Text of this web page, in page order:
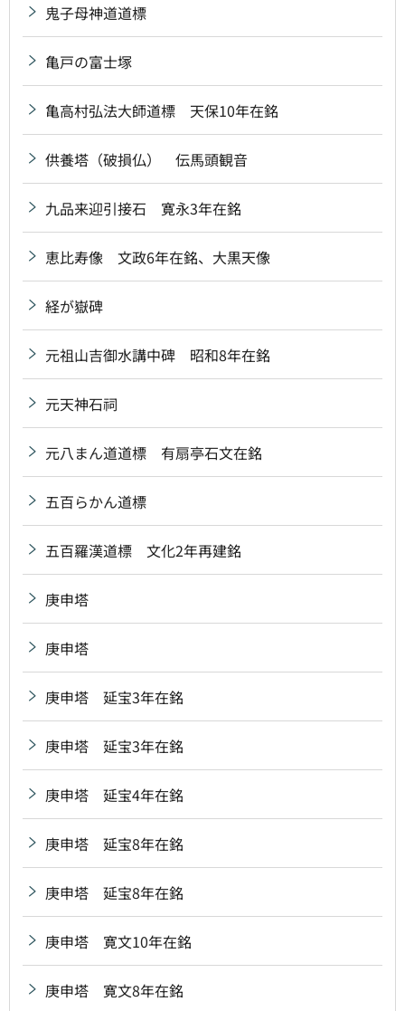
鬼子母神道道標
亀戸の富士塚
亀高村弘法大師道標 天保10年在銘
供養塔（破損仏） 伝馬頭観音
九品来迎引接石 寛永3年在銘
恵比寿像 文政6年在銘、大黒天像
経が嶽碑
元祖山吉御水講中碑 昭和8年在銘
元天神石祠
元八まん道道標 有扇亭石文在銘
五百らかん道標
五百羅漢道標 文化2年再建銘
庚申塔
庚申塔
庚申塔 延宝3年在銘
庚申塔 延宝3年在銘
庚申塔 延宝4年在銘
庚申塔 延宝8年在銘
庚申塔 延宝8年在銘
庚申塔 寛文10年在銘
庚申塔 寛文8年在銘